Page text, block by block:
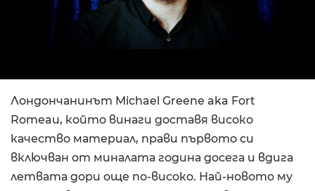
Лондончанинът Michael Greene aka Fort
Romeau, който винаги доставя високо
качество материал, прави първото си
включван от миналата година досега и вдига
летвата дори още по-високо. Най-новото му